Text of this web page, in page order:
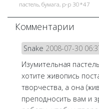
пастель, бумага, р-р 30*47
Комментарии
Snake 2008-07-30
Изумительная
хотите живопись
творчества, а она
преподносить вам и